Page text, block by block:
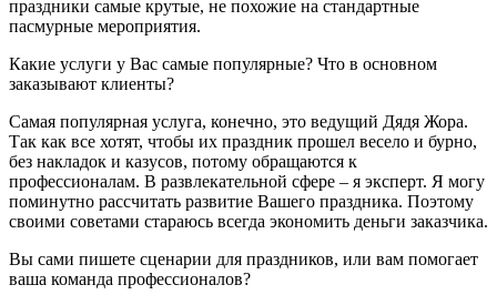
праздники самые крутые, не похожие на стандартные
пасмурные мероприятия.
Какие услуги у Вас самые популярные? Что в основном
заказывают клиенты?
Самая популярная услуга, конечно, это ведущий Дядя Жора.
Так как все хотят, чтобы их праздник прошел весело и бурно,
без накладок и казусов, потому обращаются к
профессионалам. В развлекательной сфере – я эксперт. Я могу
поминутно рассчитать развитие Вашего праздника. Поэтому
своими советами стараюсь всегда экономить деньги заказчика.
Вы сами пишете сценарии для праздников, или вам помогает
ваша команда профессионалов?